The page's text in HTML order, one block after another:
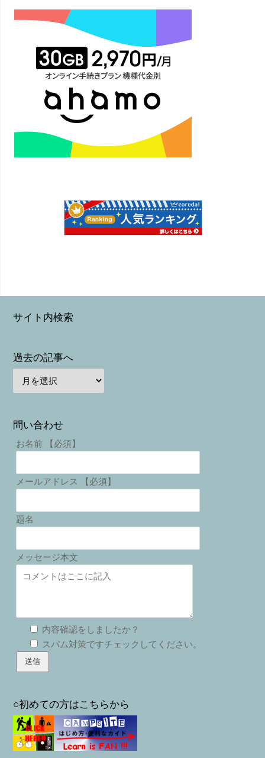
サイト内検索
過去の記事へ
問い合わせ
お名前 【必須】
メールアドレス 【必須】
題名
メッセージ本文
内容確認をしましたか？
スパム対策ですチェックしてください。
○初めての方はこちらから